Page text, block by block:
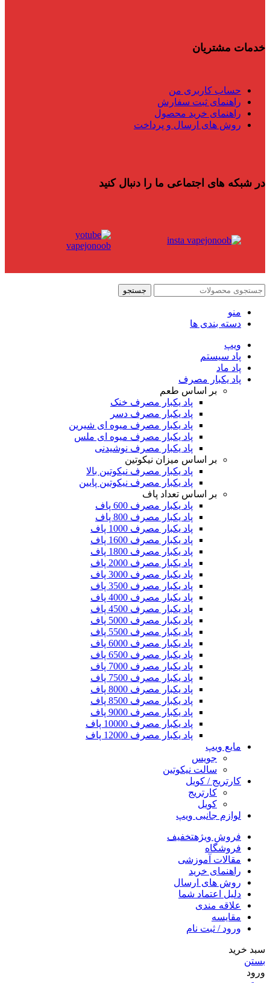
خدمات مشتریان
حساب کاربری من
راهنمای ثبت سفارش
راهنمای خرید محصول
روش های ارسال و پرداخت
در شبکه های اجتماعی ما را دنبال کنید
جستجو
منو
دسته بندی ها
ویپ
پاد سیستم
پاد ماد
پاد یکبار مصرف
بر اساس طعم
پاد یکبار مصرف خنک
پاد یکبار مصرف دسر
پاد یکبار مصرف میوه ای شیرین
پاد یکبار مصرف میوه ای ملس
پاد یکبار مصرف نوشیدنی
بر اساس میزان نیکوتین
پاد یکبار مصرف نیکوتین بالا
پاد یکبار مصرف نیکوتین پایین
بر اساس تعداد پاف
پاد یکبار مصرف 600 پاف
پاد یکبار مصرف 800 پاف
پاد یکبار مصرف 1000 پاف
پاد یکبار مصرف 1600 پاف
پاد یکبار مصرف 1800 پاف
پاد یکبار مصرف 2000 پاف
پاد یکبار مصرف 3000 پاف
پاد یکبار مصرف 3500 پاف
پاد یکبار مصرف 4000 پاف
پاد یکبار مصرف 4500 پاف
پاد یکبار مصرف 5000 پاف
پاد یکبار مصرف 5500 پاف
پاد یکبار مصرف 6000 پاف
پاد یکبار مصرف 6500 پاف
پاد یکبار مصرف 7000 پاف
پاد یکبار مصرف 7500 پاف
پاد یکبار مصرف 8000 پاف
پاد یکبار مصرف 8500 پاف
پاد یکبار مصرف 9000 پاف
پاد یکبار مصرف 10000 پاف
پاد یکبار مصرف 12000 پاف
مایع ویپ
جویس
سالت نیکوتین
کارتریج / کویل
کارتریج
کویل
لوازم جانبی ویپ
فروش ویژهتخفیف
فروشگاه
مقالات آموزشی
راهنمای خرید
روش های ارسال
دلیل اعتماد شما
علاقه مندی
مقایسه
ورود / ثبت نام
سبد خرید
بستن
ورود